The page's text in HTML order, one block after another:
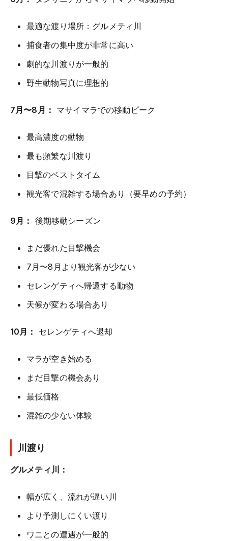
最適な渡り場所：グルメティ川
捕食者の集中度が非常に高い
劇的な川渡りが一般的
野生動物写真に理想的
7月〜8月： マサイマラでの移動ピーク
最高濃度の動物
最も頻繁な川渡り
目撃のベストタイム
観光客で混雑する場合あり（要早めの予約）
9月： 後期移動シーズン
まだ優れた目撃機会
7月〜8月より観光客が少ない
セレンゲティへ帰還する動物
天候が変わる場合あり
10月： セレンゲティへ退却
マラが空き始める
まだ目撃の機会あり
最低価格
混雑の少ない体験
川渡り
グルメティ川：
幅が広く、流れが遅い川
より予測しにくい渡り
ワニとの遭遇が一般的